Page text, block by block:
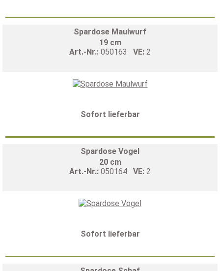
Spardose Maulwurf
19 cm
Art.-Nr.: 050163 VE: 2
Sofort lieferbar
Spardose Vogel
20 cm
Art.-Nr.: 050164 VE: 2
Sofort lieferbar